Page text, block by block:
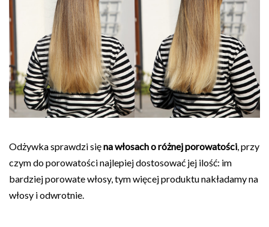
Odżywka sprawdzi sięna włosach o różnej porowatości, przy
czym do porowatości najlepiej dostosować jej ilość: im
bardziej porowate włosy, tym więcej produktu nakładamy na
włosy i odwrotnie.